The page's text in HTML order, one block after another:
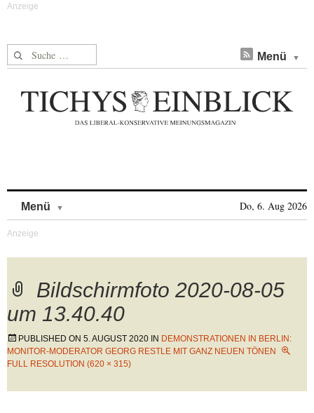
Suche nach: Menü
Menü Do, 6. Aug 2026
Bildschirmfoto 2020-08-05
um 13.40.40
PUBLISHED ON 5. AUGUST 2020 IN DEMONSTRATIONEN IN BERLIN:
MONITOR-MODERATOR GEORG RESTLE MIT GANZ NEUEN TÖNEN
FULL RESOLUTION (620 × 315)